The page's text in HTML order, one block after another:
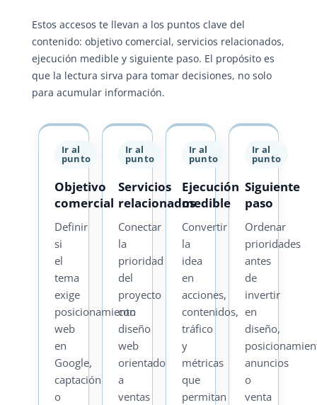
Estos accesos te llevan a los puntos clave del
contenido: objetivo comercial, servicios relacionados,
ejecución medible y siguiente paso. El propósito es
que la lectura sirva para tomar decisiones, no solo
para acumular información.
Ir al
punto
Objetivo
comercial
Definir
si
el
tema
exige
posicionamiento
web
en
Google,
captación
o
Ir al
punto
Servicios
relacionados
Conectar
la
prioridad
del
proyecto
con
diseño
web
orientado
a
ventas
Ir al
punto
Ejecución
medible
Convertir
la
idea
en
acciones,
contenidos,
tráfico
y
métricas
que
permitan
Ir al
punto
Siguiente
paso
Ordenar
prioridades
antes
de
invertir
en
diseño,
anuncios
o
venta